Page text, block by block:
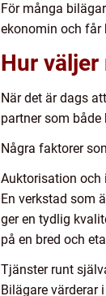
För många
ekonomin och får
Hur
När det är dags
partner som
Några faktorer
Auktorisation och
En verkstad som
ger en tydlig
på en bred och
Tjänster runt
Bilägare värderar